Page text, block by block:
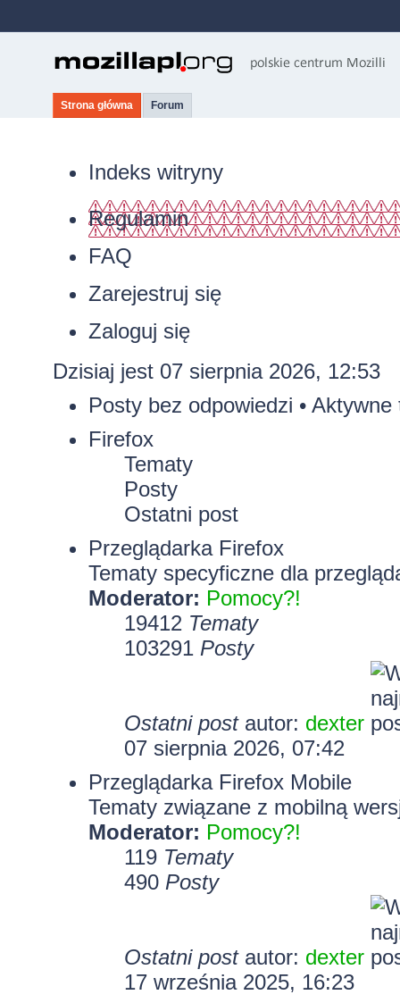
Strona główna Forum
Indeks witryny
Regulamin
FAQ
Zarejestruj się
Zaloguj się
Dzisiaj jest 07 sierpnia 2026, 12:53
Posty bez odpowiedzi • Aktywne
Firefox
Tematy
Posty
Ostatni post
Przeglądarka Firefox
Tematy specyficzne dla
Moderator: Pomocy?!
19412 Tematy
103291 Posty
Ostatni postautor: dexter
07 sierpnia 2026, 07:42
Przeglądarka Firefox Mobile
Tematy związane z mobilną
Moderator: Pomocy?!
119 Tematy
490 Posty
Ostatni postautor: dexter
17 września 2025, 16:23